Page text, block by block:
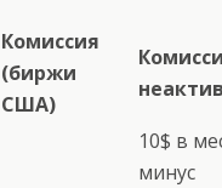
Комиссия
(биржи
США)
10$ в
минус